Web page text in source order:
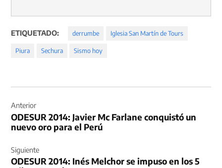
ETIQUETADO: derrumbe Iglesia San Martín de Tours
Piura Sechura Sismo hoy
de
entradas
Anterior
ODESUR 2014: Javier Mc Farlane conquistó un
nuevo oro para el Perú
Siguiente
ODESUR 2014: Inés Melchor se impuso en los 5